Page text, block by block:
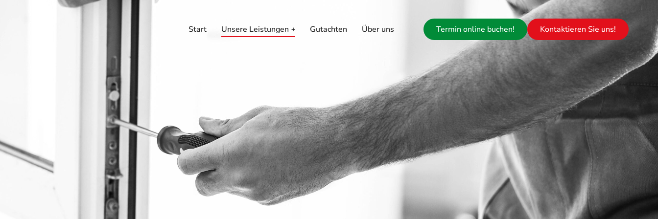
Start Unsere Leistungen Gutachten Über uns Termin online buchen! Kontaktieren Sie uns!